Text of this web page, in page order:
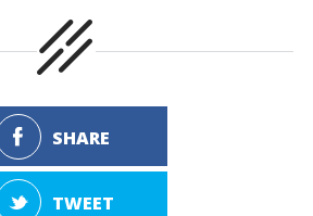
SHARE
TWEET